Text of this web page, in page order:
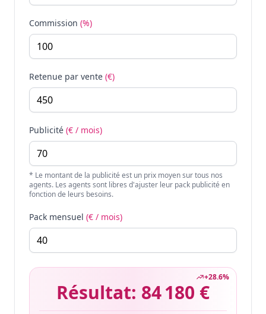
Commission (%)
Retenue par vente (€)
Publicité (€ / mois)
* Le montant de la publicité est un prix moyen sur tous nos
agents. Les agents sont libres d'ajuster leur pack publicité en
fonction de leurs besoins.
Pack mensuel (€ / mois)
+28.6%
Résultat: 84 180 €